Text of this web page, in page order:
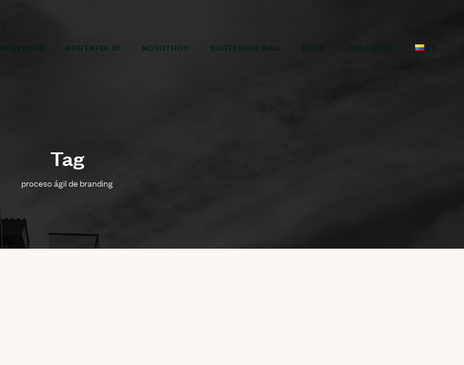
SERVICIOS PORTAFOLIO NOSOTROS SOSTENIBILIDAD BLOG CONTACTO ES
Tag
proceso ágil de branding